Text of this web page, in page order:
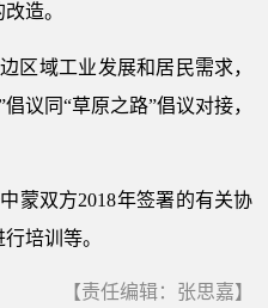
造。
区域工业发展和居民需求，
议同“草原之路”倡议对接，
蒙双方2018年签署的有关协
培训等。
【责任编辑：张思嘉】